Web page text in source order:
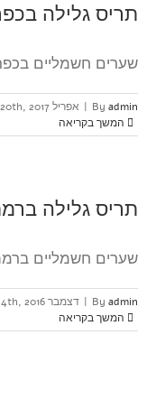
תריס גלילה
שערים חשמליים
By admin
| אפריל 20th, 2017
המשך בקריאה
תריס גלילה
שערים חשמליים
By admin
| דצמבר 4th, 2016
המשך בקריאה